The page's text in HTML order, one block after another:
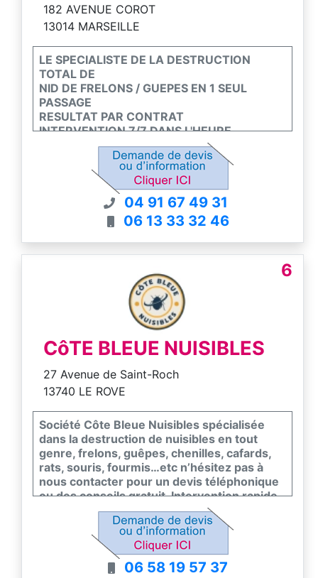
182 AVENUE COROT
13014 MARSEILLE
LE SPECIALISTE DE LA DESTRUCTION
TOTAL DE
NID DE FRELONS / GUEPES EN 1 SEUL
PASSAGE
RESULTAT PAR CONTRAT
INTERVENTION 7/7 DANS L'HEURE
DEVIS GRATUIT SUR SIMPLE APPEL
04 91 67 49 31
06 13 33 32 46
6
CôTE BLEUE NUISIBLES
27 Avenue de Saint-Roch
13740 LE ROVE
Société Côte Bleue Nuisibles spécialisée
dans la destruction de nuisibles en tout
genre, frelons, guêpes, chenilles, cafards,
rats, souris, fourmis…etc n’hésitez pas à
nous contacter pour un devis téléphonique
ou des conseils gratuit. Intervention rapide.
06 58 19 57 37